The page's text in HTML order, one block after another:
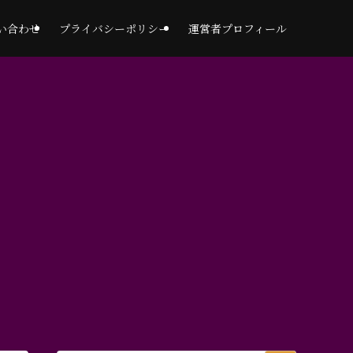
合わせ プライバシーポリシー 運営者プロフィール